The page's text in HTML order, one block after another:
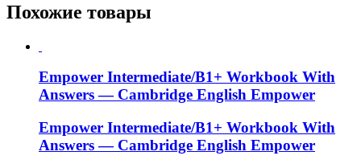
Похожие товары
Empower Intermediate/B1+ Workbook With
Answers — Cambridge English Empower
Empower Intermediate/B1+ Workbook With
Answers — Cambridge English Empower